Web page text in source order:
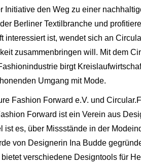
Initiative den Weg zu einer
Berliner Textilbranche und
interessiert ist, wendet sich an
zusammenbringen will. Mit dem
birgt
Umgang mit Mode.
Fashion Forward e.V. und
Forward ist ein Verein aus
ist es, über Missstände in der
von Designerin Ina Budde
verschiedene Designtools für